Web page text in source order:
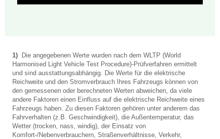
1) Die angegebenen Werte wurden nach dem WLTP (World
Harmonised Light Vehicle Test Procedure)-Prüfverfahren ermittelt
und sind ausstattungsabhängig. Die Werte für die elektrische
Reichweite und den Stromverbrauch Ihres Fahrzeugs können von
den gemessenen oder berechneten Werten abweichen, da viele
andere Faktoren einen Einfluss auf die elektrische Reichweite eines
Fahrzeugs haben. Zu diesen Faktoren gehören unter anderem das
Fahrverhalten (z.B. Geschwindigkeit), die Außentemperatur, das
Wetter (trocken, nass, windig), der Einsatz von
Komfort-/Nebenverbrauchern, Straßenverhältnisse, Verkehr,